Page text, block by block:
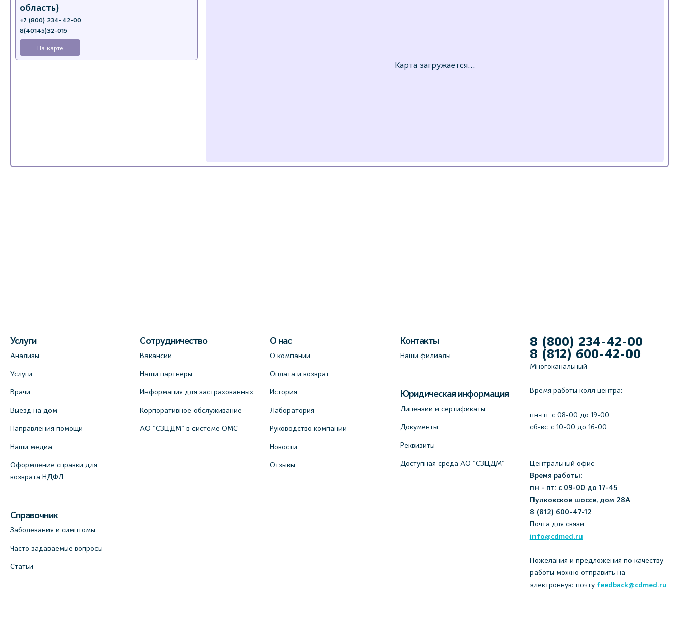
область)
+7 (800) 234-42-00
8(40145)32-015
На карте
Услуги
Анализы
Услуги
Врачи
Выезд на дом
Направления помощи
Наши медиа
Оформление справки для
возврата НДФЛ
Справочник
Заболевания и симптомы
Часто задаваемые вопросы
Статьи
Сотрудничество
Вакансии
Наши партнеры
Информация для застрахованных
Корпоративное обслуживание
АО "СЗЦДМ" в системе ОМС
О нас
О компании
Оплата и возврат
История
Лаборатория
Руководство компании
Новости
Отзывы
Контакты
Наши филиалы
Юридическая информация
Лицензии и сертификаты
Документы
Реквизиты
Доступная среда АО "СЗЦДМ"
8 (800) 234-42-00
8 (812) 600-42-00
Многоканальный
Время работы колл центра:
пн-пт: c 08-00 до 19-00
сб-вс: с 10-00 до 16-00
Центральный офис
Время работы:
пн - пт: с 09-00 до 17-45
Пулковское шоссе, дом 28А
8 (812) 600-47-12
Почта для связи:
info@cdmed.ru
Пожелания и предложения по качеству
работы можно отправить на
электронную почту feedback@cdmed.ru